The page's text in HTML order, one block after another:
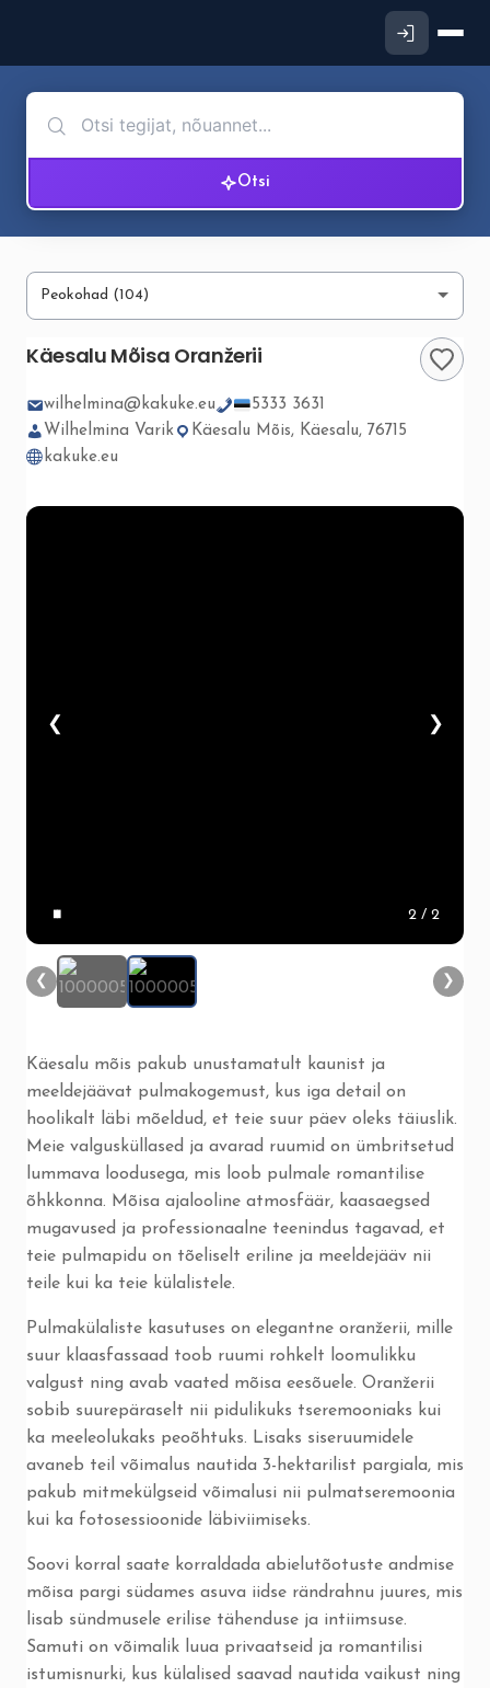
Otsi
Käesalu Mõisa Oranžerii
wilhelmina@kakuke.eu
5333 3631
Wilhelmina Varik
Käesalu Mõis, Käesalu, 76715
kakuke.eu
❮ ❯
2 / 2
▮▮
❮ ❯
Käesalu mõis pakub unustamatult kaunist ja
meeldejäävat pulmakogemust, kus iga detail on
hoolikalt läbi mõeldud, et teie suur päev oleks täiuslik.
Meie valgusküllased ja avarad ruumid on ümbritsetud
lummava loodusega, mis loob pulmale romantilise
õhkkonna. Mõisa ajalooline atmosfäär, kaasaegsed
mugavused ja professionaalne teenindus tagavad, et
teie pulmapidu on tõeliselt eriline ja meeldejääv nii
teile kui ka teie külalistele.
Pulmakülaliste kasutuses on elegantne oranžerii, mille
suur klaasfassaad toob ruumi rohkelt loomulikku
valgust ning avab vaated mõisa eesõuele. Oranžerii
sobib suurepäraselt nii pidulikuks tseremooniaks kui
ka meeleolukaks peoõhtuks. Lisaks siseruumidele
avaneb teil võimalus nautida 3-hektarilist pargiala, mis
pakub mitmekülgseid võimalusi nii pulmatseremoonia
kui ka fotosessioonide läbiviimiseks.
Soovi korral saate korraldada abielutõotuste andmise
mõisa pargi südames asuva iidse rändrahnu juures, mis
lisab sündmusele erilise tähenduse ja intiimsuse.
Samuti on võimalik luua privaatseid ja romantilisi
istumisnurki, kus külalised saavad nautida vaikust ning